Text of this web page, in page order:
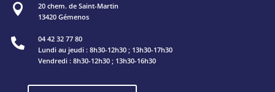

20 chem. de Saint-Martin
13420 Gémenos

04 42 32 77 80
Lundi au jeudi : 8h30-12h30 ; 13h30-17h30
Vendredi : 8h30-12h30 ; 13h30-16h30